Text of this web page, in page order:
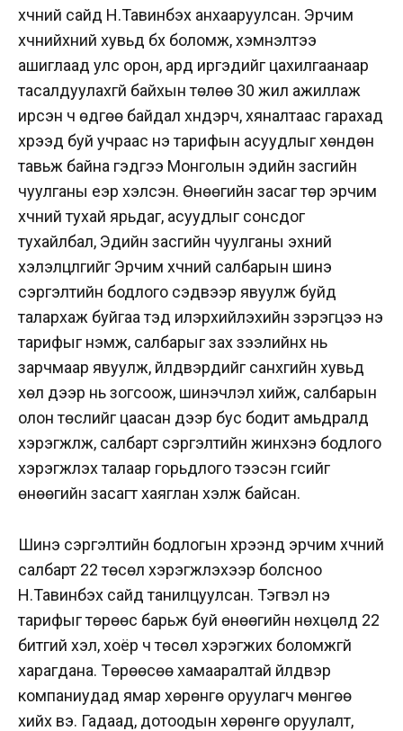
хүчний сайд Н.Тавинбэх анхааруулсан. Эрчим
хүчнийхний хувьд бүх боломж, хэмнэлтээ
ашиглаад улс орон, ард иргэдийг цахилгаанаар
тасалдуулахгүй байхын төлөө 30 жил ажиллаж
ирсэн ч өдгөө байдал хүндэрч, хяналтаас гарахад
хүрээд буй учраас үнэ тарифын асуудлыг хөндөн
тавьж байна гэдгээ Монголын эдийн засгийн
чуулганы үеэр хэлсэн. Өнөөгийн засаг төр эрчим
хүчний тухай ярьдаг, асуудлыг сонсдог
тухайлбал, Эдийн засгийн чуулганы эхний
хэлэлцүүлгийг Эрчим хүчний салбарын шинэ
сэргэлтийн бодлого сэдвээр явуулж буйд
талархаж буйгаа тэд илэрхийлэхийн зэрэгцээ үнэ
тарифыг нэмж, салбарыг зах зээлийнх нь
зарчмаар явуулж, үйлдвэрүүдийг санхүүгийн хувьд
хөл дээр нь зогсоож, шинэчлэл хийж, салбарын
олон төслийг цаасан дээр бус бодит амьдралд
хэрэгжүүлж, салбарт сэргэлтийн жинхэнэ бодлого
хэрэгжүүлэх талаар горьдлого тээсэн үгсийг
өнөөгийн засагт хаяглан хэлж байсан.
Шинэ сэргэлтийн бодлогын хүрээнд эрчим хүчний
салбарт 22 төсөл хэрэгжүүлэхээр болсноо
Н.Тавинбэх сайд танилцуулсан. Тэгвэл үнэ
тарифыг төрөөс барьж буй өнөөгийн нөхцөлд 22
битгий хэл, хоёр ч төсөл хэрэгжих боломжгүй
харагдана. Төрөөсөө хамааралтай үйлдвэр
компаниудад ямар хөрөнгө оруулагч мөнгөө
хийх вэ. Гадаад, дотоодын хөрөнгө оруулалт,